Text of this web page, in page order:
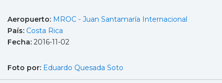
Aeropuerto: MROC - Juan Santamaría Internacional
País: Costa Rica
Fecha: 2016-11-02
Foto por: Eduardo Quesada Soto